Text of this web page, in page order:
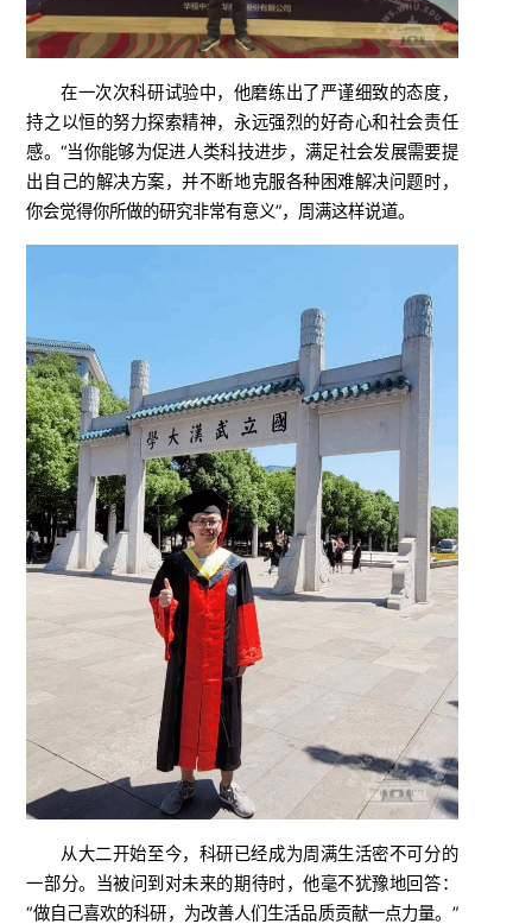
在一次次科研试验中，他磨练出了严谨细致的态度，
持之以恒的努力探索精神，永远强烈的好奇心和社会责任
感。“当你能够为促进人类科技进步，满足社会发展需要提
出自己的解决方案，并不断地克服各种困难解决问题时，
你会觉得你所做的研究非常有意义”，周满这样说道。
从大二开始至今，科研已经成为周满生活密不可分的
一部分。当被问到对未来的期待时，他毫不犹豫地回答：
“做自己喜欢的科研，为改善人们生活品质贡献一点力量。”